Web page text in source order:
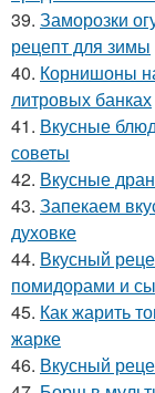
39. Заморозки
рецепт для зимы
40. Корнишоны
литровых банках
41. Вкусные
советы
42. Вкусные
43. Запекаем
духовке
44. Вкусный
помидорами и
45. Как жарить
жарке
46. Вкусный